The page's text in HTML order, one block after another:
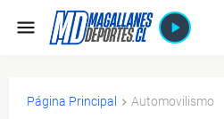
Página Principal Automovilismo